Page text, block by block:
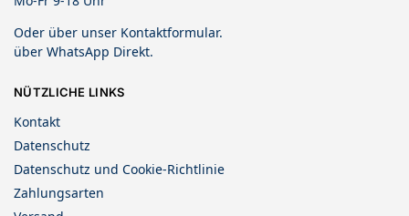
Oder über unser Kontaktformular.
über WhatsApp Direkt.
NÜTZLICHE LINKS
Kontakt
Datenschutz
Datenschutz und Cookie-Richtlinie
Zahlungsarten